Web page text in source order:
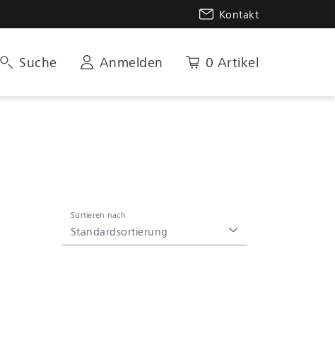
Kontakt
Suche Anmelden 0 Artikel
Standardsortierung
Sortieren nach